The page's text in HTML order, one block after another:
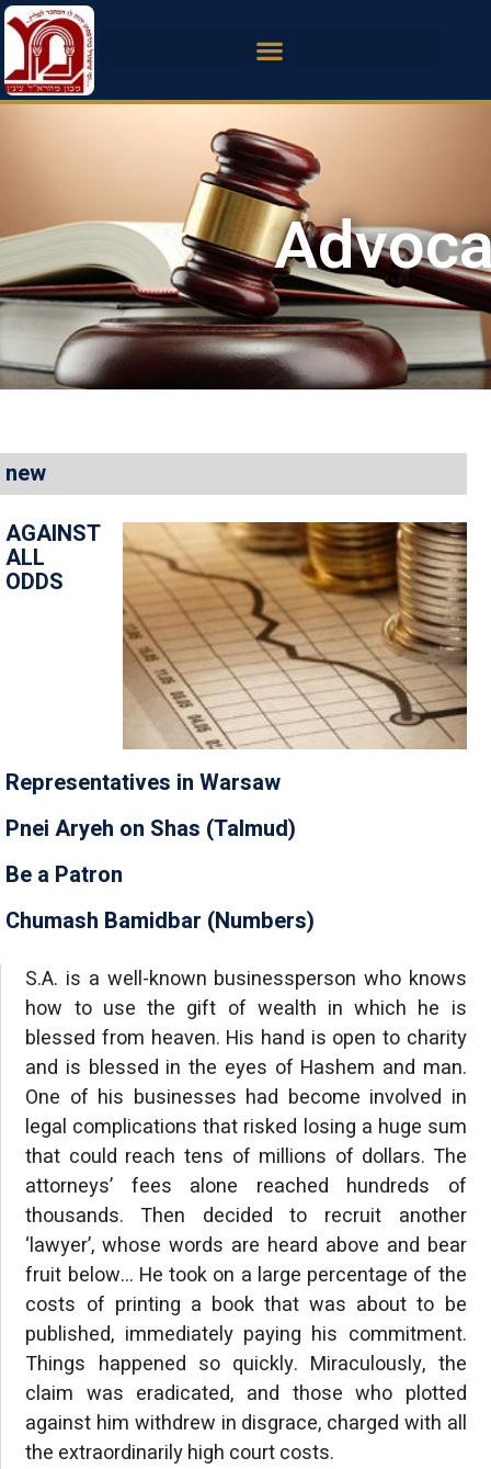
new
AGAINST
ALL
ODDS
Representatives in Warsaw
Pnei Aryeh on Shas (Talmud)
Be a Patron
Chumash Bamidbar (Numbers)
S.A. is a well-known businessperson who knows
how to use the gift of wealth in which he is
blessed from heaven. His hand is open to charity
and is blessed in the eyes of Hashem and man.
One of his businesses had become involved in
legal complications that risked losing a huge sum
that could reach tens of millions of dollars. The
attorneys’ fees alone reached hundreds of
thousands. Then decided to recruit another
‘lawyer’, whose words are heard above and bear
fruit below… He took on a large percentage of the
costs of printing a book that was about to be
published, immediately paying his commitment.
Things happened so quickly. Miraculously, the
claim was eradicated, and those who plotted
against him withdrew in disgrace, charged with all
the extraordinarily high court costs.